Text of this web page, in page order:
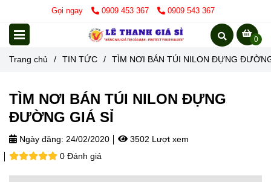
Gọi ngay 0909 453 367 0909 543 367
0
Trang chủ / TIN TỨC / TÌM NƠI BÁN TÚI NILON ĐỰNG
TÌM NƠI BÁN TÚI NILON ĐỰNG
ĐƯỜNG GIÁ SỈ
Ngày đăng: 24/02/2020
3502 Lượt xem
0 Đánh giá